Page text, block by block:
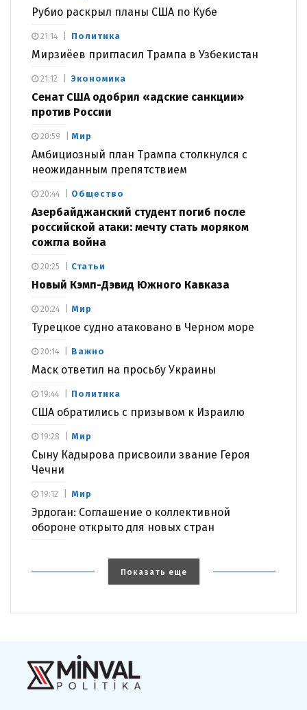
Рубио раскрыл планы США по Кубе
Политика
Мирзиёев пригласил Трампа в Узбекистан
21:14
Экономика
Сенат США одобрил «адские санкции»
против России
21:12
Мир
Амбициозный план Трампа столкнулся с
неожиданным препятствием
20:59
Общество
Азербайджанский студент погиб после
российской атаки: мечту стать моряком
сожгла война
20:44
Статьи
Новый Кэмп-Дэвид Южного Кавказа
20:25
Мир
Турецкое судно атаковано в Черном море
20:24
Важно
Маск ответил на просьбу Украины
20:14
Политика
США обратились с призывом к Израилю
19:44
Мир
Сыну Кадырова присвоили звание Героя
Чечни
19:28
Мир
Эрдоган: Соглашение о коллективной
обороне открыто для новых стран
19:12
Показать еще